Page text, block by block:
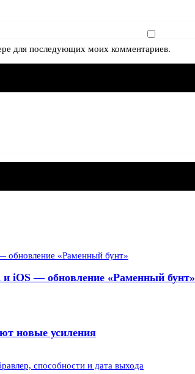
для последующих моих комментариев.
iOS — обновление «Раменный бунт»
новые усиления